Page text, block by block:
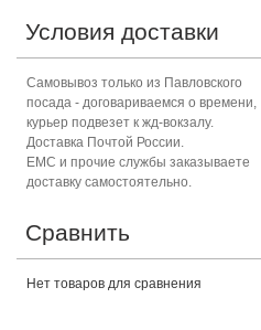
Условия доставки
Самовывоз только из Павловского
посада - договариваемся о времени,
курьер подвезет к жд-вокзалу.
Доставка Почтой России.
ЕМС и прочие службы заказываете
доставку самостоятельно.
Сравнить
Нет товаров для сравнения